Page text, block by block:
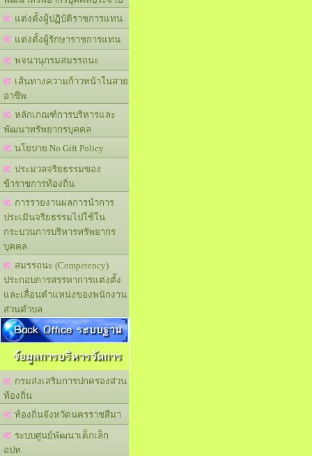
แต่งตั้งผู้ปฏิบัติราชการแทน
แต่งตั้งผู้รักษาราชการแทน
พจนานุกรมสมรรถนะ
เส้นทางความก้าวหน้าในสาย
อาชีพ
หลักเกณฑ์การบริหารและ
พัฒนาทรัพยากรบุคคล
นโยบาย No Gift Policy
ประมวลจริยธรรมของ
ข้าราชการท้องถิ่น
การรายงานผลการนำการ
ประเมินจริยธรรมไปใช้ใน
กระบวนการบริหารทรัพยากร
บุคคล
สมรรถนะ (Competency)
ประกอบการสรรหาการแต่งตั้ง
และเลื่อนตำแหน่งของพนักงาน
ส่วนตำบล
Back Office ระบบฐาน
ข้อมูลการบริหารจัดการ
กรมส่งเสริมการปกครองส่วน
ท้องถิ่น
ท้องถิ่นจังหวัดนครราชสีมา
ระบบศูนย์พัฒนาเด็กเล็ก
อปท.